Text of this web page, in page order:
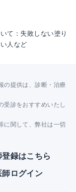
て：失敗しない塗り
人など
の提供は、診断・治療
受診をおすすめいたし
に関して、弊社は一切
登録はこちら
師ログイン